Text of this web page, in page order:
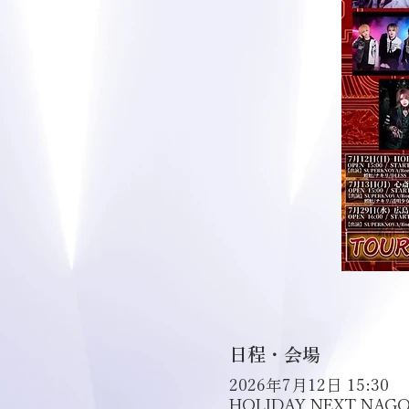
日程・会場
2026年7月12日 15:30
HOLIDAY NEXT